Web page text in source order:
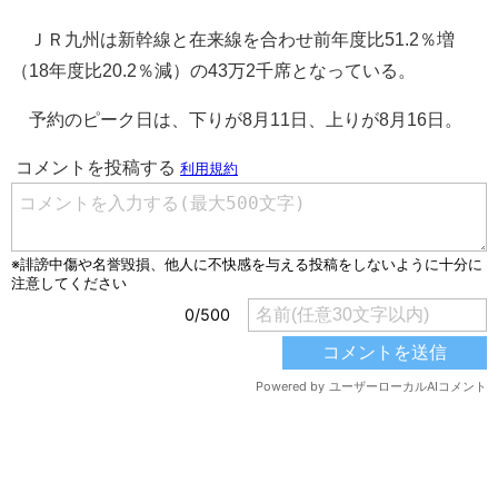
ＪＲ九州は新幹線と在来線を合わせ前年度比51.2％増
（18年度比20.2％減）の43万2千席となっている。
予約のピーク日は、下りが8月11日、上りが8月16日。